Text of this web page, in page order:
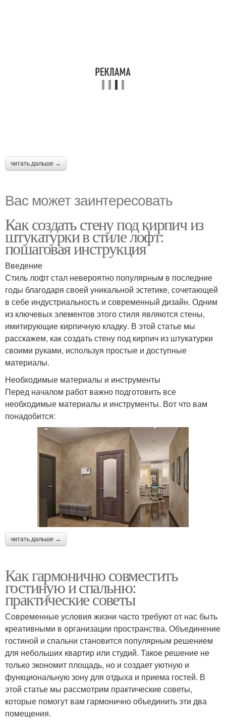
читать дальше →
Вас может заинтересовать
Как создать стену под кирпич из
штукатурки в стиле лофт:
пошаговая инструкция
Введение
Стиль лофт стал невероятно популярным в последние
годы благодаря своей уникальной эстетике, сочетающей
в себе индустриальность и современный дизайн. Одним
из ключевых элементов этого стиля являются стены,
имитирующие кирпичную кладку. В этой статье мы
расскажем, как создать стену под кирпич из штукатурки
своими руками, используя простые и доступные
материалы.
Необходимые материалы и инструменты
Перед началом работ важно подготовить все
необходимые материалы и инструменты. Вот что вам
понадобится:
читать дальше →
Как гармонично совместить
гостиную и спальню:
практические советы
Современные условия жизни часто требуют от нас быть
креативными в организации пространства. Объединение
гостиной и спальни становится популярным решением
для небольших квартир или студий. Такое решение не
только экономит площадь, но и создает уютную и
функциональную зону для отдыха и приема гостей. В
этой статье мы рассмотрим практические советы,
которые помогут вам гармонично объединить эти два
помещения.